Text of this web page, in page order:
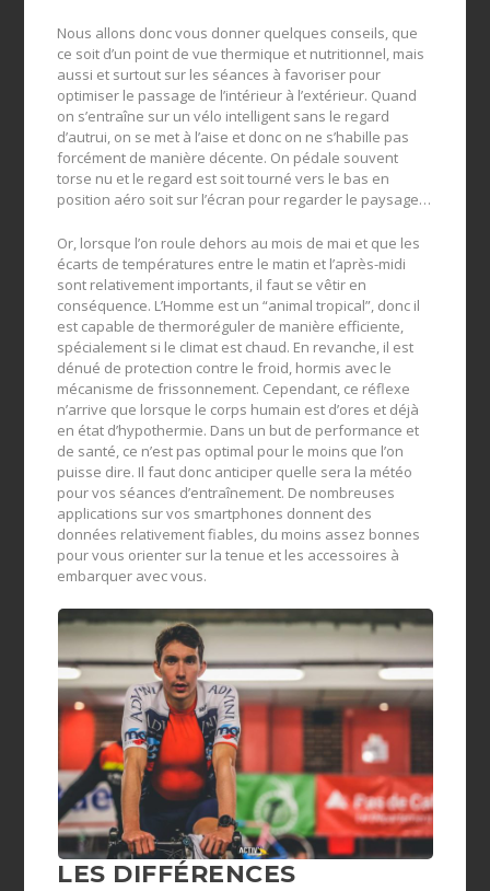
Nous allons donc vous donner quelques conseils, que
ce soit d’un point de vue thermique et nutritionnel, mais
aussi et surtout sur les séances à favoriser pour
optimiser le passage de l’intérieur à l’extérieur. Quand
on s’entraîne sur un vélo intelligent sans le regard
d’autrui, on se met à l’aise et donc on ne s’habille pas
forcément de manière décente. On pédale souvent
torse nu et le regard est soit tourné vers le bas en
position aéro soit sur l’écran pour regarder le paysage…
Or, lorsque l’on roule dehors au mois de mai et que les
écarts de températures entre le matin et l’après-midi
sont relativement importants, il faut se vêtir en
conséquence. L’Homme est un “animal tropical”, donc il
est capable de thermoréguler de manière efficiente,
spécialement si le climat est chaud. En revanche, il est
dénué de protection contre le froid, hormis avec le
mécanisme de frissonnement. Cependant, ce réflexe
n’arrive que lorsque le corps humain est d’ores et déjà
en état d’hypothermie. Dans un but de performance et
de santé, ce n’est pas optimal pour le moins que l’on
puisse dire. Il faut donc anticiper quelle sera la météo
pour vos séances d’entraînement. De nombreuses
applications sur vos smartphones donnent des
données relativement fiables, du moins assez bonnes
pour vous orienter sur la tenue et les accessoires à
embarquer avec vous.
LES DIFFÉRENCES